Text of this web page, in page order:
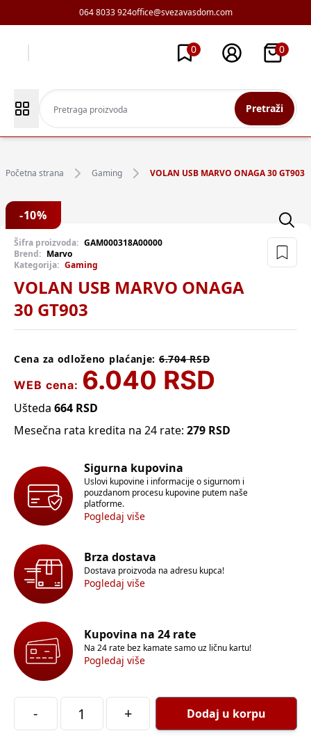
064 8033 924office@svezavasdom.com
0 0
Pretraži
Početna strana Gaming VOLAN USB MARVO ONAGA 30 GT903
-10%
Šifra proizvoda: GAM000318A00000
Brend: Marvo
Kategorija: Gaming
VOLAN USB MARVO ONAGA
30 GT903
Cena za odloženo plaćanje: 6.704RSD
WEB cena: 6.040 RSD
Ušteda 664 RSD
Mesečna rata kredita na 24 rate: 279 RSD
Sigurna kupovina
Uslovi kupovine i informacije o sigurnom i
pouzdanom procesu kupovine putem naše
platforme.
Pogledaj više
Brza dostava
Dostava proizvoda na adresu kupca!
Pogledaj više
Kupovina na 24 rate
Na 24 rate bez kamate samo uz ličnu kartu!
Pogledaj više
- + Dodaj u korpu